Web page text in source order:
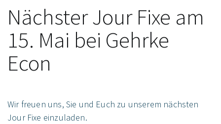
Nächster Jour Fixe am
15. Mai bei Gehrke
Econ
Wir freuen uns, Sie und Euch zu unserem nächsten
Jour Fixe einzuladen.